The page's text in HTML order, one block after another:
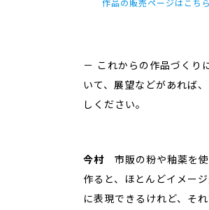
作品の販売ページはこちら
－ これからの作品づくり
いて、展望などがあれば
しください。
今村 市販の粉や釉薬を使
作ると、ほとんどイメージ
に表現できるけれど、そ